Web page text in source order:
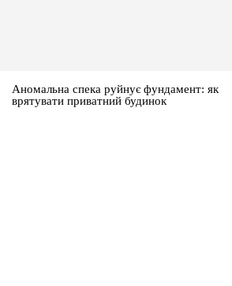
Аномальна спека руйнує фундамент: як
врятувати приватний будинок